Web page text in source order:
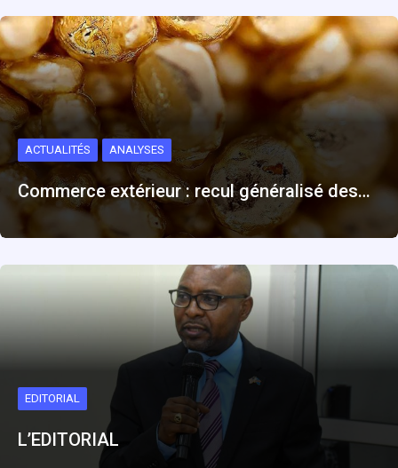
ACTUALITÉS ANALYSES
Commerce extérieur : recul généralisé des…
EDITORIAL
L’EDITORIAL